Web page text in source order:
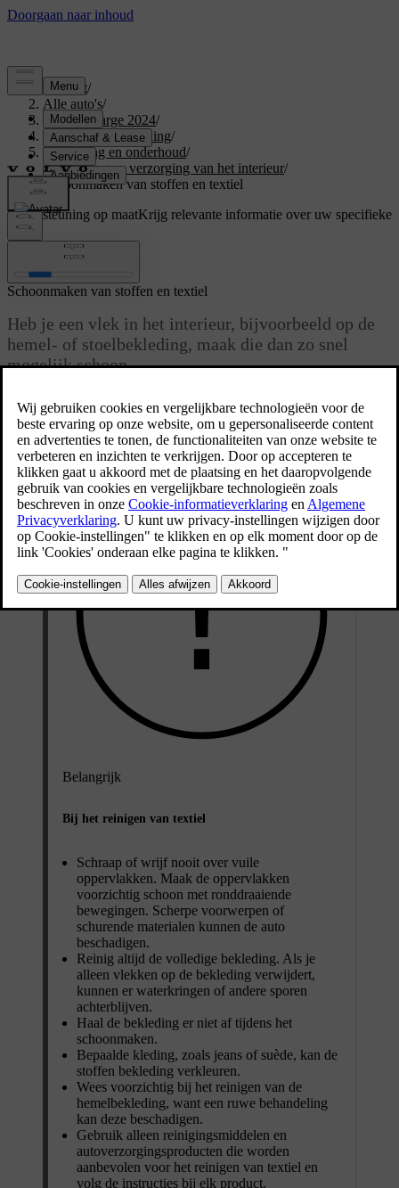
Support/
Alle auto's/
C40 Recharge 2024/
Gebruikershandleiding/
Verzorging en onderhoud/
Reiniging en verzorging van het interieur/
Schoonmaken van stoffen en textiel
Ondersteuning op maatKrijg relevante informatie over uw specifieke
auto.
Schoonmaken van stoffen en textiel
Heb je een vlek in het interieur, bijvoorbeeld op de
hemel- of stoelbekleding, maak die dan zo snel
mogelijk schoon.
Deze adviezen zijn van toepassing op diverse interieurstoffen,
waaronder Tailored Knit.
Belangrijk
Bij het reinigen van textiel
Schraap of wrijf nooit over vuile
oppervlakken. Maak de oppervlakken
voorzichtig schoon met ronddraaiende
bewegingen. Scherpe voorwerpen of
schurende materialen kunnen de auto
beschadigen.
Reinig altijd de volledige bekleding. Als je
alleen vlekken op de bekleding verwijdert,
kunnen er waterkringen of andere sporen
achterblijven.
Haal de bekleding er niet af tijdens het
schoonmaken.
Bepaalde kleding, zoals jeans of suède, kan de
stoffen bekleding verkleuren.
Wees voorzichtig bij het reinigen van de
hemelbekleding, want een ruwe behandeling
kan deze beschadigen.
Gebruik alleen reinigingsmiddelen en
autoverzorgingsproducten die worden
aanbevolen voor het reinigen van textiel en
volg de instructies bij elk product.